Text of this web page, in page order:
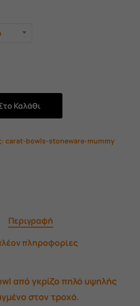
Καλάθι
carat-bowls-stoneware-mummy
Περιγραφή
πληροφορίες
από γκρίζο πηλό υψηλής
στον τροχό.